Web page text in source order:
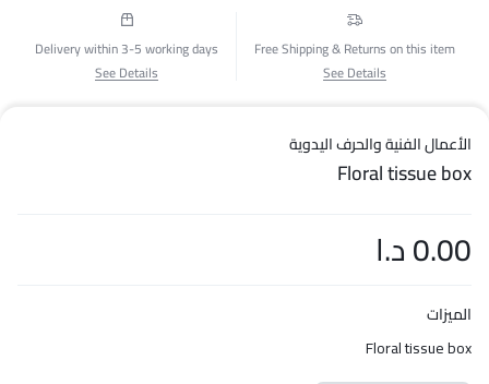
Free Shipping & Returns on this item
See Details
Delivery within 3-5 working days
See Details
الأعمال الفنية والحرف اليدوية
Floral tissue box
0.00د.ا
الميزات
Floral tissue box